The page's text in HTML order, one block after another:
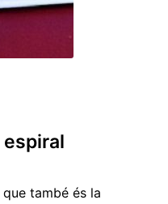
també és la